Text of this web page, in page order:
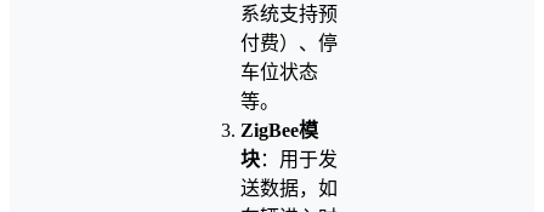
系统支持预
付费）、停
车位状态
等。
ZigBee模
块：用于发
送数据，如